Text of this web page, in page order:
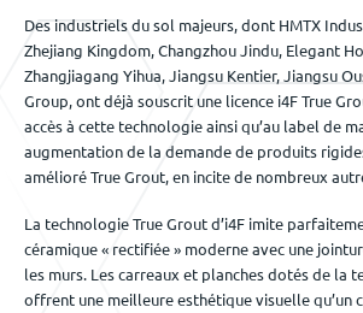
Des industriels du sol majeurs, dont HMTX
Zhejiang Kingdom, Changzhou Jindu, Elegant
Zhangjiagang Yihua, Jiangsu Kentier, Jiangsu
Group, ont déjà souscrit une licence i4F True
accès à cette technologie ainsi qu’au label de
augmentation de la demande de produits
amélioré True Grout, en incite de nombreux
La technologie True Grout d’i4F imite
céramique « rectifiée » moderne avec une
les murs. Les carreaux et planches dotés de la
offrent une meilleure esthétique visuelle qu’un